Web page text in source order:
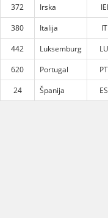
372
Irska
380
Italija
442
Luksemburg
620
Portugal
24
Španija